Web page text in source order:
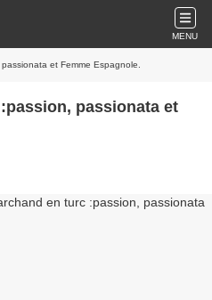
MENU
et Femme Espagnole.
passionata et